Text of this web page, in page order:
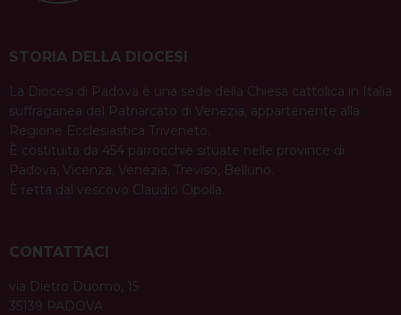
STORIA DELLA DIOCESI
La Diocesi di Padova è una sede della Chiesa cattolica in Italia
suffraganea del Patriarcato di Venezia, appartenente alla
Regione Ecclesiastica Triveneto.
È costituita da 454 parrocchie situate nelle province di
Padova, Vicenza, Venezia, Treviso, Belluno.
È retta dal vescovo Claudio Cipolla.
CONTATTACI
via Dietro Duomo, 15
35139 PADOVA